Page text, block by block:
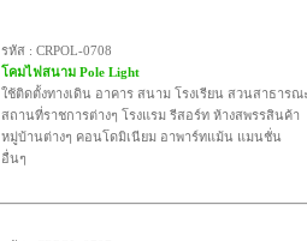
รหัส : CRPOL-0708
โคมไฟสนาม Pole Light
ใช้ติดตั้งทางเดิน อาคาร สนาม โรงเรียน สวนสาธารณ
สถานที่ราชการต่างๆ โรงแรม รีสอร์ท ห้างสพรรสินค้า
หมู่บ้านต่างๆ คอนโดมิเนียม อาพาร์ทแม้น แมนชั่น
อื่นๆ